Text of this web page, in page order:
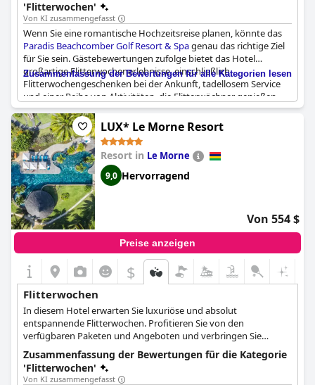
'Flitterwochen'
Von KI zusammengefasst
Wenn Sie eine romantische Hochzeitsreise planen, könnte das
Paradis Beachcomber Golf Resort & Spagenau das richtige Ziel
für Sie sein. Gästebewertungen zufolge bietet das Hotel
großartige Flitterwochenerlebnisse, einschließlich
Flitterwochengeschenken bei der Ankunft, tadellosem Service
und einer Reihe von Aktivitäten, die Flitterwöchner genießen
können. Die Gäste schwärmen von dem ausgezeichneten Essen
und den Möglichkeiten zur Entspannung und zum Sport. Einige
Gäste sind der Meinung, dass das Hotel klarer formulieren
könnte, was in den Flitterwochenpaketen enthalten ist, aber
insgesamt sagen die Gäste, dass sie sich kein besseres
Flitterwochenziel hätten wünschen können. Einige Gäste sind
sogar zurückgekehrt, um ihren Jahrestag zu feiern!
Zusammenfassung der Bewertungen für alle Kategorien lesen
LUX* Le Morne Resort
Resort in Le Morne
9,0 Hervorragend
Von 554 $
Preise anzeigen
$
Flitterwochen
In diesem Hotel erwarten Sie luxuriöse und absolut
entspannende Flitterwochen. Profitieren Sie von den
verfügbaren Paketen und Angeboten und verbringen Sie
märchenhafte Flitterwochen, genau so, wie Sie sie sich
wünschen.
Zusammenfassung der Bewertungen für die Kategorie
'Flitterwochen'
Von KI zusammengefasst